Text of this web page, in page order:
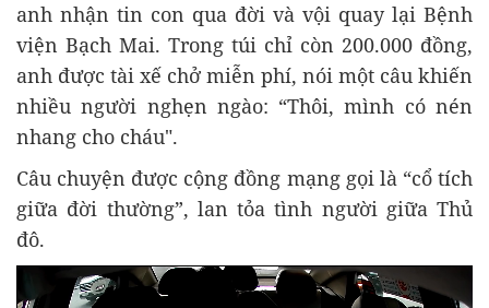
anh nhận tin con qua đời và vội quay lại Bệnh
viện Bạch Mai. Trong túi chỉ còn 200.000 đồng,
anh được tài xế chở miễn phí, nói một câu khiến
nhiều người nghẹn ngào: “Thôi, mình có nén
nhang cho cháu".
Câu chuyện được cộng đồng mạng gọi là “cổ tích
giữa đời thường”, lan tỏa tình người giữa Thủ
đô.